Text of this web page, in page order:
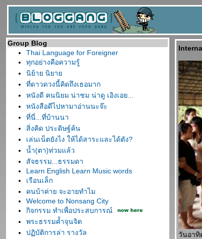
Group Blog
Thai Language for Foreigner
ทุกอย่างคือความรู้
นิย้าย นิยา
ที่ดาวดวงนี้คิดถึงเธอมาก
หนังดี คนนิยม น่าชม น่าดู เอิงเอย...
หนังสือดีไปหามาอ่านนะจ๊ะ
ที่นี่...ที่บ้านนา
สิ่งคิด ประดิษฐ์ค้น
เล่นเน็ตยังไง ให้ได้สาระและได้ตัง?
น้ำ(ตา)ท่วมแล้ว
สัจธรรม...ธรรมดา
Learn English Learn Music words
เรือนเล็ก
คนบ้าค่าย จะอายทำไม
Welcome to Nonsang City
กิจกรรม ทำเพื่อประสบการณ์
พระธรรมค้ำจุนจิต
ปฏิบัติการล่า รางวัล
วันอาทิ